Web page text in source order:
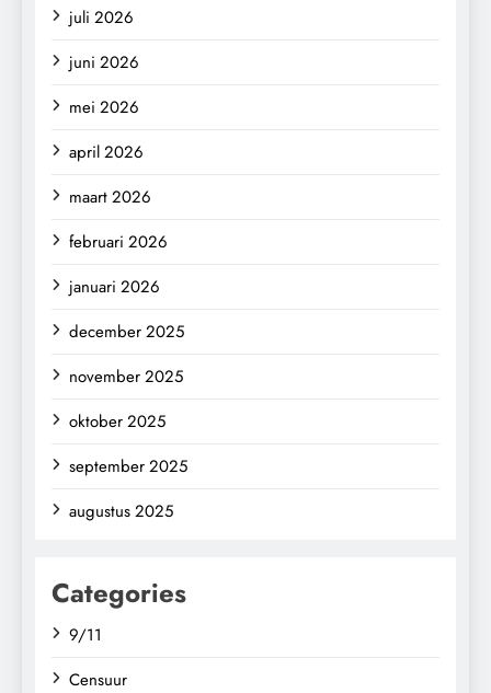
juli 2026
juni 2026
mei 2026
april 2026
maart 2026
februari 2026
januari 2026
december 2025
november 2025
oktober 2025
september 2025
augustus 2025
Categories
9/11
Censuur